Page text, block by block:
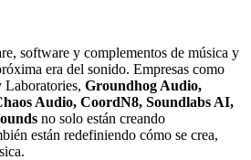
software y complementos de música y
era del sonido. Empresas como
Laboratories, Groundhog Audio,
Audio, CoordN8, Soundlabs AI,
no solo están creando
están redefiniendo cómo se crea,